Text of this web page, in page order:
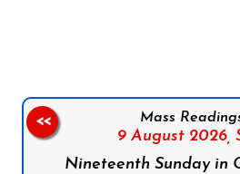
Mass
9 August 2026,
Nineteenth Sunday in
<<